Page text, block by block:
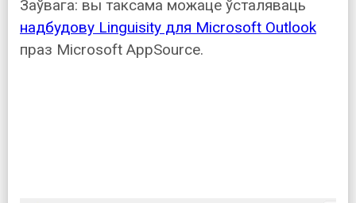
Заўвага: вы таксама можаце ўсталяваць
надбудову Linguisity для Microsoft Outlook
праз Microsoft AppSource.